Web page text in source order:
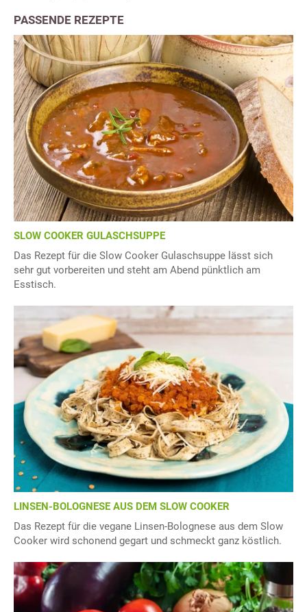
PASSENDE REZEPTE
SLOW COOKER GULASCHSUPPE
Das Rezept für die Slow Cooker Gulaschsuppe lässt sich
sehr gut vorbereiten und steht am Abend pünktlich am
Esstisch.
LINSEN-BOLOGNESE AUS DEM SLOW COOKER
Das Rezept für die vegane Linsen-Bolognese aus dem Slow
Cooker wird schonend gegart und schmeckt ganz köstlich.